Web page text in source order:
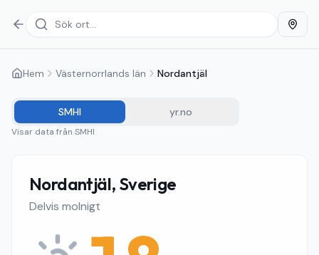
Hem Västernorrlands län Nordantjäl
SMHI yr.no
Visar data från SMHI
Nordantjäl, Sverige
Delvis molnigt